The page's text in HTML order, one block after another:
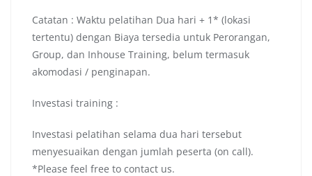
Catatan : Waktu pelatihan Dua hari + 1* (lokasi
tertentu) dengan Biaya tersedia untuk Perorangan,
Group, dan Inhouse Training, belum termasuk
akomodasi / penginapan.
Investasi training :
Investasi pelatihan selama dua hari tersebut
menyesuaikan dengan jumlah peserta (on call).
*Please feel free to contact us.